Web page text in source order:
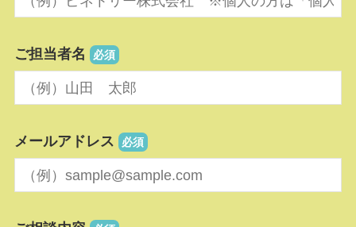
ご担当者名 必須
メールアドレス 必須